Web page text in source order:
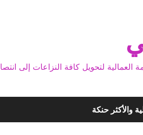
لتحويل كافة النزاعات إلى
والأكثر حنكة